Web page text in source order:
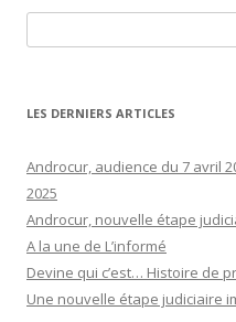
LES DERNIERS ARTICLES
Androcur, audience du 7 avril
2025
Androcur, nouvelle étape
A la une de L’informé
Devine qui c’est… Histoire de
Une nouvelle étape judiciaire